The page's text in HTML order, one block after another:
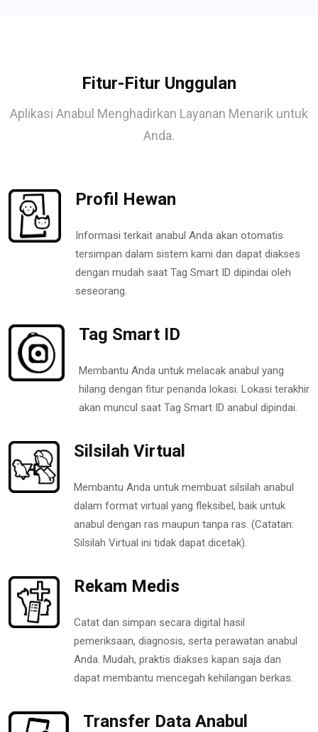
Fitur-Fitur Unggulan
Aplikasi Anabul Menghadirkan Layanan Menarik untuk
Anda.
Profil Hewan
Informasi terkait anabul Anda akan otomatis
tersimpan dalam sistem kami dan dapat diakses
dengan mudah saat Tag Smart ID dipindai oleh
seseorang.
Tag Smart ID
Membantu Anda untuk melacak anabul yang
hilang dengan fitur penanda lokasi. Lokasi terakhir
akan muncul saat Tag Smart ID anabul dipindai.
Silsilah Virtual
Membantu Anda untuk membuat silsilah anabul
dalam format virtual yang fleksibel, baik untuk
anabul dengan ras maupun tanpa ras. (Catatan:
Silsilah Virtual ini tidak dapat dicetak).
Rekam Medis
Catat dan simpan secara digital hasil
pemeriksaan, diagnosis, serta perawatan anabul
Anda. Mudah, praktis diakses kapan saja dan
dapat membantu mencegah kehilangan berkas.
Transfer Data Anabul